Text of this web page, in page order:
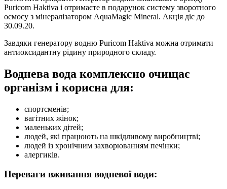
Puricom Haktiva і отримаєте в подарунок систему зворотного
осмосу з мінералізатором AquaMagic Mineral. Акція діє до
30.09.20.
Завдяки генератору водню Puricom Haktiva можна отримати
антиоксидантну рідину природного складу.
Воднева вода комплексно очищає
організм і корисна для:
cпopтcмeнів;
вагітних жінок;
мaлeньких дітей;
людей, які працюють на шкідливому виробництві;
людей із хронічним захворюванням печінки;
алергиків.
Переваги вживання водневої води: